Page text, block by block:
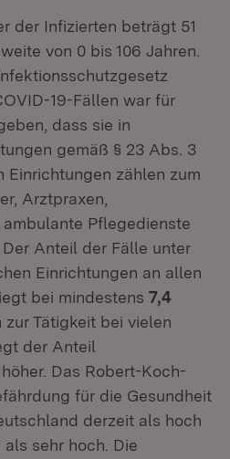
der Infizierten beträgt 51
von 0 bis 106 Jahren.
19-Fällen war für
dass sie in
gemäß § 23 Abs. 3
Einrichtungen zählen zum
Arztpraxen,
Pflegedienste
Anteil der Fälle unter
Einrichtungen an allen
bei mindestens 7,4
zur Tätigkeit bei vielen
der Anteil
Das Robert-Koch-
für die Gesundheit
derzeit als hoch
sehr hoch. Die